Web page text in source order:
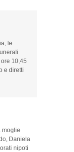
le
10,45
e diretti
moglie
Daniela
nipoti